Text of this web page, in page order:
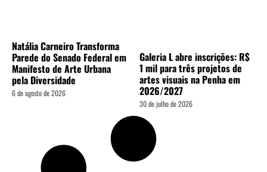
Natália Carneiro Transforma
Parede do Senado Federal em
Manifesto de Arte Urbana
pela Diversidade
6 de agosto de 2026
Galeria L abre inscrições: R$
1 mil para três projetos de
artes visuais na Penha em
2026/2027
30 de julho de 2026